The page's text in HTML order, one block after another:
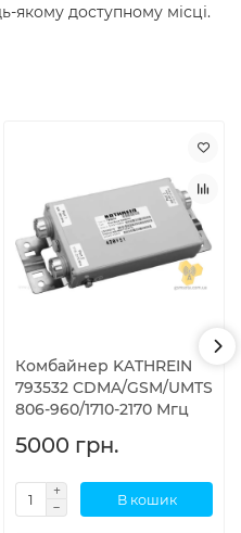
якому доступному місці.
Комбайнер KATHREIN
793532 CDMA/GSM/UMTS
806-960/1710-2170 Мгц
5000 грн.
В кошик